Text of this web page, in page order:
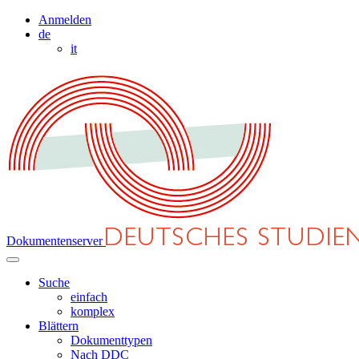
Anmelden
de
it
Dokumentenserver
Suche
einfach
komplex
Blättern
Dokumenttypen
Nach DDC